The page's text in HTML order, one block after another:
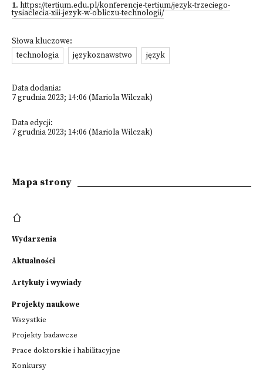
1. https://tertium.edu.pl/konferencje-tertium/jezyk-trzeciego-
tysiaclecia-xiii-jezyk-w-obliczu-technologii/
Słowa kluczowe:
technologia
językoznawstwo język
Data dodania:
7 grudnia 2023; 14:06 (Mariola Wilczak)
Data edycji:
7 grudnia 2023; 14:06 (Mariola Wilczak)
Mapa strony
Wydarzenia
Aktualności
Artykuły i wywiady
Projekty naukowe
Wszystkie
Projekty badawcze
Prace doktorskie i habilitacyjne
Konkursy